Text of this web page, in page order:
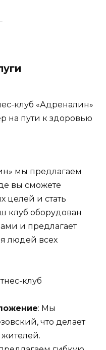
клуб «Адреналин»
на пути к здоровью
мы предлагаем
вы сможете
целей и стать
клуб оборудован
и предлагает
людей всех
клуб
: Мы
что делает